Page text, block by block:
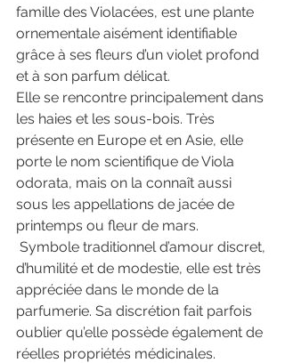
famille des Violacées, est une plante
ornementale aisément identifiable
grâce à ses fleurs d’un violet profond
et à son parfum délicat.
Elle se rencontre principalement dans
les haies et les sous-bois. Très
présente en Europe et en Asie, elle
porte le nom scientifique de Viola
odorata, mais on la connaît aussi
sous les appellations de jacée de
printemps ou fleur de mars.
d’humilité et de modestie, elle est très
appréciée dans le monde de la
parfumerie. Sa discrétion fait parfois
oublier qu’elle possède également de
réelles propriétés médicinales.